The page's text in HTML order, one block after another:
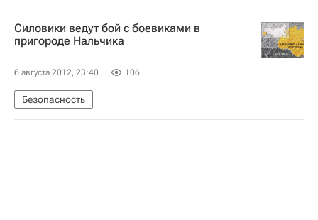
Лондон-2012: лёгкая атлетика, 400 метров с барьерами (женщины)
Летние Олимпийские игры 2012
Силовики ведут бой с боевиками в
пригороде Нальчика
6 августа 2012, 23:40 106
Безопасность